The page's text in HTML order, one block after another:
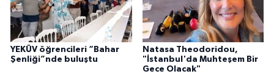
YEKÜV öğrencileri “Bahar
Şenliği”nde buluştu
Natasa Theodoridou,
"İstanbul'da Muhteşem Bir
Gece Olacak"